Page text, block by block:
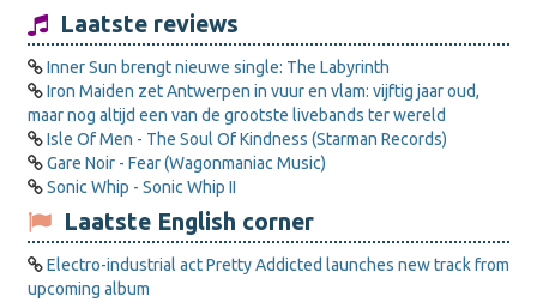
Laatste reviews
Inner Sun brengt nieuwe single: The Labyrinth
Iron Maiden zet Antwerpen in vuur en vlam: vijftig jaar oud,
maar nog altijd een van de grootste livebands ter wereld
Isle Of Men - The Soul Of Kindness (Starman Records)
Gare Noir - Fear (Wagonmaniac Music)
Sonic Whip - Sonic Whip II
Laatste English corner
Electro-industrial act Pretty Addicted launches new track from
upcoming album